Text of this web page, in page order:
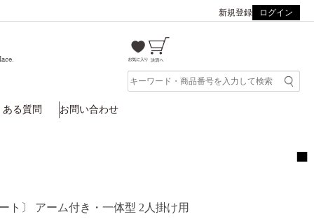
新規登録 ログイン
ある質問 お問い合わせ
ト〕 アーム付き・一体型 2人掛け用